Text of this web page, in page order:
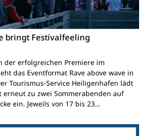
bringt Festivalfeeling
der erfolgreichen Premiere im
das Eventformat Rave above wave in
Tourismus-Service Heiligenhafen lädt
erneut zu zwei Sommerabenden auf
ein. Jeweils von 17 bis 23…